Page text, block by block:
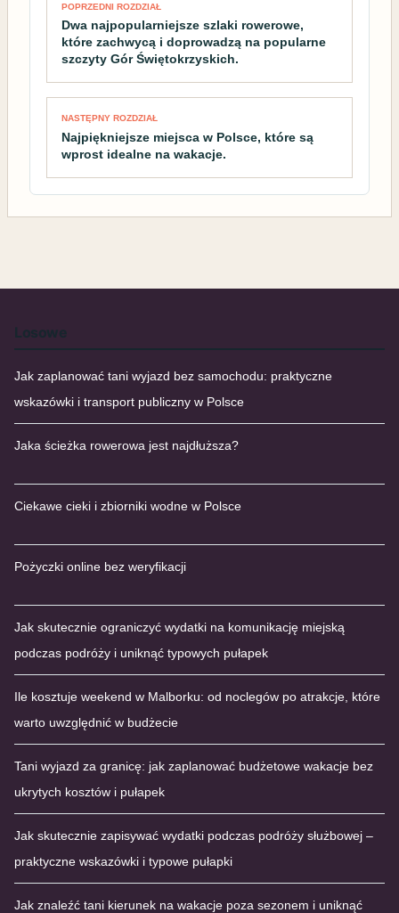
POPRZEDNI ROZDZIAŁ
Dwa najpopularniejsze szlaki rowerowe,
które zachwycą i doprowadzą na popularne
szczyty Gór Świętokrzyskich.
NASTĘPNY ROZDZIAŁ
Najpiękniejsze miejsca w Polsce, które są
wprost idealne na wakacje.
Losowe
Jak zaplanować tani wyjazd bez samochodu: praktyczne
wskazówki i transport publiczny w Polsce
Jaka ścieżka rowerowa jest najdłuższa?
Ciekawe cieki i zbiorniki wodne w Polsce
Pożyczki online bez weryfikacji
Jak skutecznie ograniczyć wydatki na komunikację miejską
podczas podróży i uniknąć typowych pułapek
Ile kosztuje weekend w Malborku: od noclegów po atrakcje, które
warto uwzględnić w budżecie
Tani wyjazd za granicę: jak zaplanować budżetowe wakacje bez
ukrytych kosztów i pułapek
Jak skutecznie zapisywać wydatki podczas podróży służbowej –
praktyczne wskazówki i typowe pułapki
Jak znaleźć tani kierunek na wakacje poza sezonem i uniknąć